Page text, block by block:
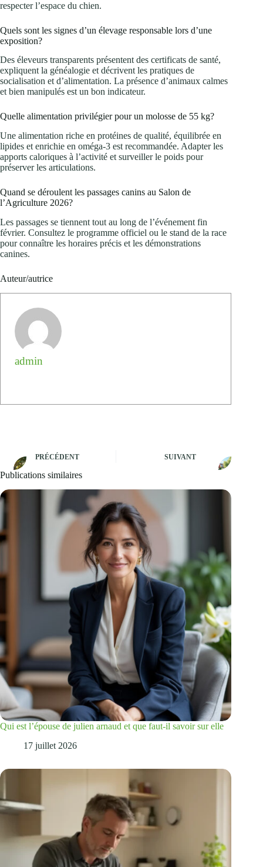
respecter l’espace du chien.
Quels sont les signes d’un élevage responsable lors d’une
exposition?
Des éleveurs transparents présentent des certificats de santé,
expliquent la généalogie et décrivent les pratiques de
socialisation et d’alimentation. La présence d’animaux calmes
et bien manipulés est un bon indicateur.
Quelle alimentation privilégier pour un molosse de 55 kg?
Une alimentation riche en protéines de qualité, équilibrée en
lipides et enrichie en oméga‑3 est recommandée. Adapter les
apports caloriques à l’activité et surveiller le poids pour
préserver les articulations.
Quand se déroulent les passages canins au Salon de
l’Agriculture 2026?
Les passages se tiennent tout au long de l’événement fin
février. Consultez le programme officiel ou le stand de la race
pour connaître les horaires précis et les démonstrations
canines.
Auteur/autrice
admin
PRÉCÉDENT SUIVANT
Publications similaires
Qui est l’épouse de julien arnaud et que faut-il savoir sur elle
17 juillet 2026